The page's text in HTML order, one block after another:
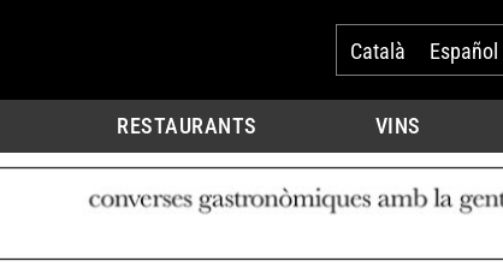
Català Español
RESTAURANTS VINS